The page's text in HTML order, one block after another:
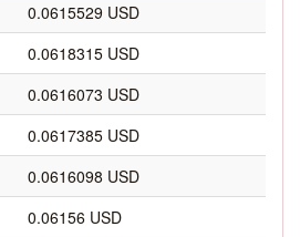
0.0615529 USD
0.0618315 USD
0.0616073 USD
0.0617385 USD
0.0616098 USD
0.06156 USD